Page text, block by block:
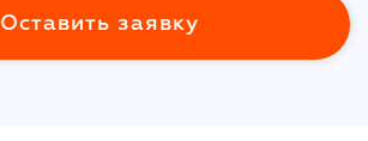
Оставить заявку